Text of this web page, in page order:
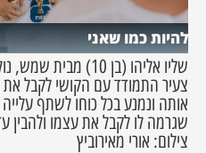
להיות כמו שאני
שליו אליהו (בן 10)
צעיר התמודד עם הקושי לקבל
אותה ונמנע בכל כוחו לשתף
שגרמה לו לקבל את עצמו
צילום: אורי מאירוביץ